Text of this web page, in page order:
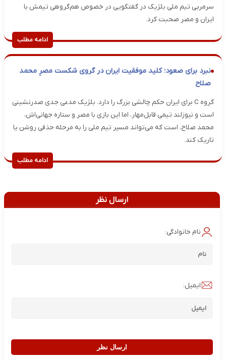
سرمربی تیم ملی بلژیک در گفتگویی در خصوص هم‌گروهی تیمش با
ایران و مصر صحبت کرد.
ادامه مطلب
نبرد برای صعود؛ کلید موفقیت ایران در گروی شکست مصرِ محمد
صلاح
گروه C برای ایران حکم چالشی بزرگ را دارد. بلژیک مدعی جدی صدرنشینی
است و نیوزلند تیمی قابل‌مهار، اما این بازی با مصر و ستاره جهانی‌اش،
محمد صلاح، است که می‌تواند مسیر تیم ملی را به مرحله حذفی روشن یا
تاریک کند.
ادامه مطلب
ارسال نظر
نام خانوادگی:
ایمیل:
ارسال نظر